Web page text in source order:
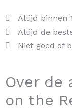
Altijd binnen
Altijd de
Niet goed of
Over de
on the